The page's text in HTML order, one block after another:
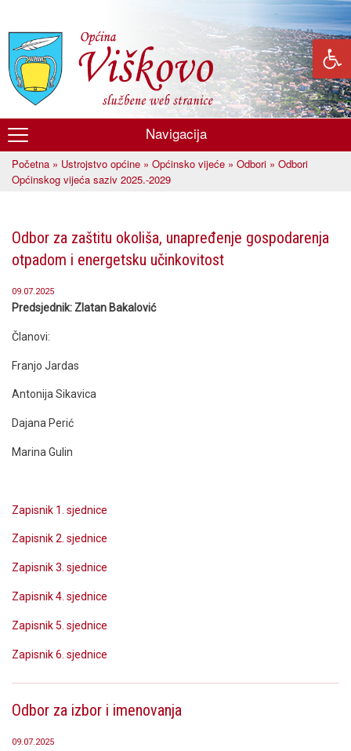
glavni
sadržaj
Općina
Viškovo
Navigacija
Vi ste ovdje
Početna » Ustrojstvo općine » Općinsko vijeće » Odbori » Odbori
Općinskog vijeća saziv 2025.-2029
Odbor za zaštitu okoliša, unapređenje gospodarenja
otpadom i energetsku učinkovitost
09.07.2025
Predsjednik: Zlatan Bakalović
Članovi:
Franjo Jardas
Antonija Sikavica
Dajana Perić
Marina Gulin
Zapisnik 1. sjednice
Zapisnik 2. sjednice
Zapisnik 3. sjednice
Zapisnik 4. sjednice
Zapisnik 5. sjednice
Zapisnik 6. sjednice
Odbor za izbor i imenovanja
09.07.2025